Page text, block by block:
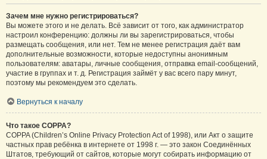
Зачем мне нужно регистрироваться?
Вы можете этого и не делать. Всё зависит от того, как администратор
настроил конференцию: должны ли вы зарегистрироваться, чтобы
размещать сообщения, или нет. Тем не менее регистрация даёт вам
дополнительные возможности, которые недоступны анонимным
пользователям: аватары, личные сообщения, отправка email-сообщений,
участие в группах и т. д. Регистрация займёт у вас всего пару минут,
поэтому мы рекомендуем это сделать.
Вернуться к началу
Что такое COPPA?
COPPA (Children’s Online Privacy Protection Act of 1998), или Акт о защите
частных прав ребёнка в интернете от 1998 г. — это закон Соединённых
Штатов, требующий от сайтов, которые могут собирать информацию от